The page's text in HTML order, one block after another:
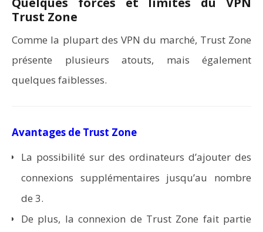
Trust Zone
Comme la plupart des VPN du marché, Trust Zone
présente plusieurs atouts, mais également
quelques faiblesses.
Avantages de Trust Zone
La possibilité sur des ordinateurs d’ajouter des
connexions supplémentaires jusqu’au nombre
de 3.
De plus, la connexion de Trust Zone fait partie